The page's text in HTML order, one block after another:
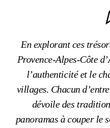
En explorant ces
Provence-Alpes-Côte
l’authenticité et le
villages. Chacun
dévoile des
panoramas à couper le